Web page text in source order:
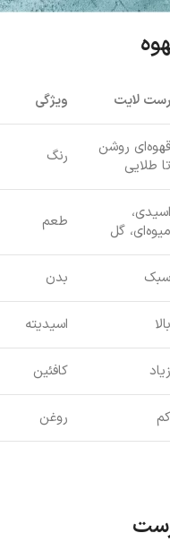
رست لایت ویژگی
قهوه‌ای روشن
تا طلایی
رنگ
اسیدی،
میوه‌ای، گل
طعم
سبک بدن
بالا اسیدیته
زیاد کافئین
کم روغن